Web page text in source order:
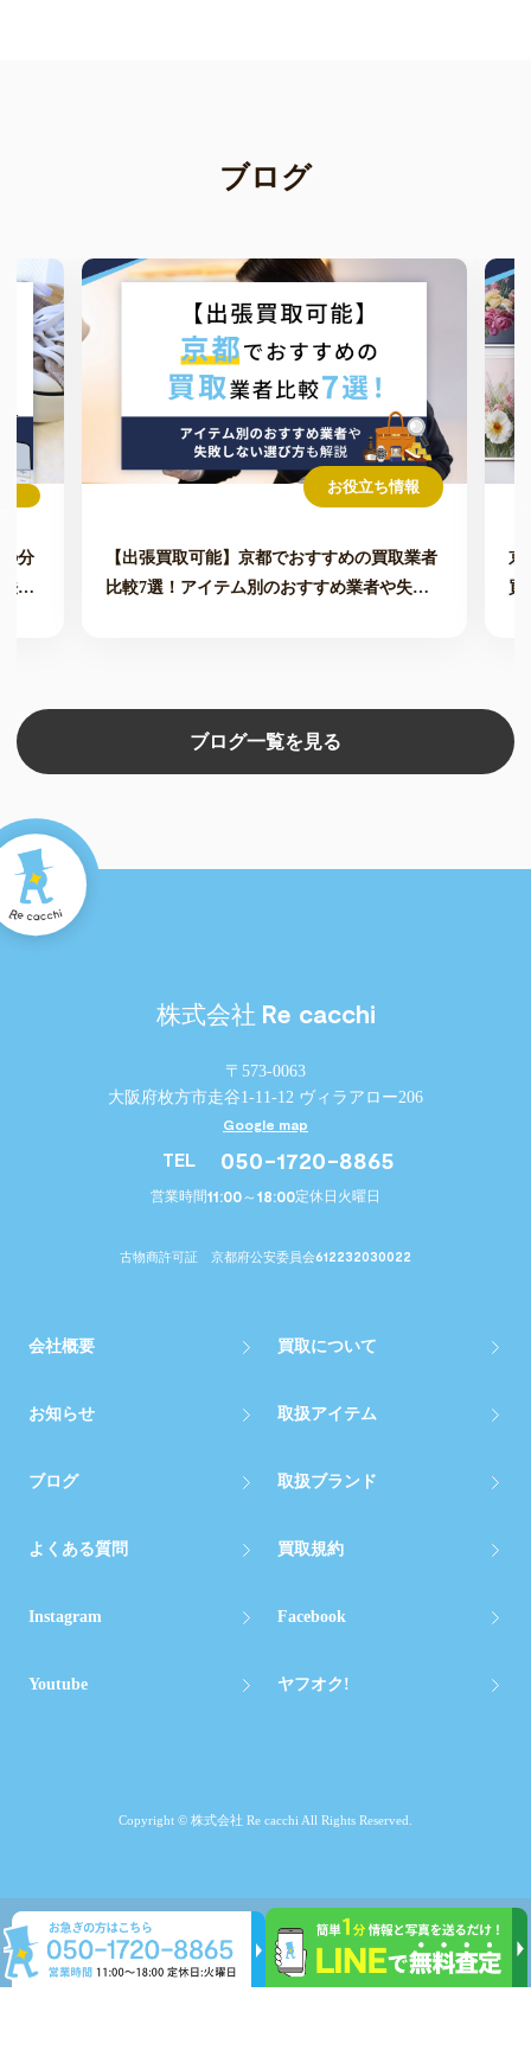
ブログ
分
も
お役立ち情報
【出張買取可能】京都でおすすめの買取業者
比較7選！アイテム別のおすすめ業者や失敗
京
買
ブログ一覧を見る
株式会社 Re cacchi
〒573-0063
大阪府枚方市走谷1-11-12 ヴィラアロー206
Google map
TEL 050-1720-8865
営業時間11:00～18:00定休日 火曜日
古物商許可証 京都府公安委員会612232030022
会社概要 買取について
お知らせ 取扱アイテム
ブログ 取扱ブランド
よくある質問 買取規約
Instagram Facebook
Youtube ヤフオク!
Copyright © 株式会社 Re cacchi All Rights Reserved.